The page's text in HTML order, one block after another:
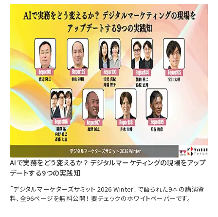
AIで実務をどう変えるか？ デジタルマーケティングの現場をアップ
デートする9つの実践知
「デジタルマーケターズサミット 2026 Winter」で語られた9本の講演資
料、全96ページを無料公開！ 要チェックのホワイトペーパーです。